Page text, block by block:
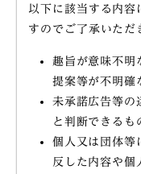
以下に該当する内
すのでご了承いただ
趣旨が意味不明
提案等が不明確
未承諾広告等の
と判断できるも
個人又は団体等
反した内容や個